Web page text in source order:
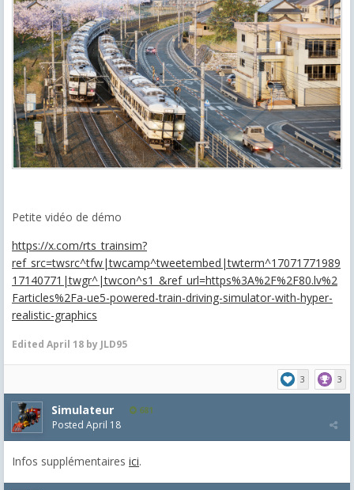
Petite vidéo de démo
https://x.com/rts_trainsim?
ref_src=twsrc^tfw|twcamp^tweetembed|twterm^17071771989
17140771|twgr^|twcon^s1_&ref_url=https%3A%2F%2F80.lv%2
Farticles%2Fa-ue5-powered-train-driving-simulator-with-hyper-
realistic-graphics
Edited April 18 by JLD95
3 3
Simulateur 681
Posted April 18
Infos supplémentaires ici.